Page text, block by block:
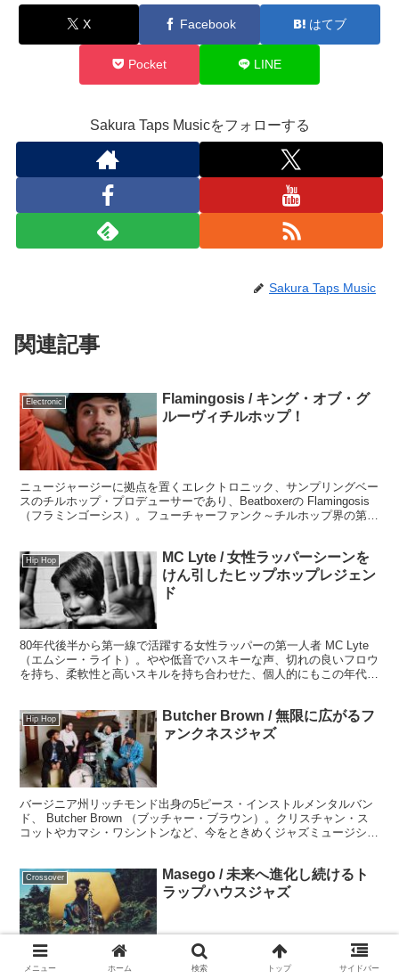
X Facebook はてブ
Pocket LINE
Sakura Taps Musicをフォローする
Sakura Taps Music
関連記事
Electronic
Flamingosis / キング・オブ・グ
ルーヴィチルホップ！
ニュージャージーに拠点を置くエレクトロニック、サンプリングベー
スのチルホップ・プロデューサーであり、Beatboxerの Flamingosis
（フラミンゴーシス）。フューチャーファンク～チルホップ界の第一
Hip Hop
MC Lyte / 女性ラッパーシーンを
けん引したヒップホップレジェン
ド
80年代後半から第一線で活躍する女性ラッパーの第一人者 MC Lyte
（エムシー・ライト）。やや低音でハスキーな声、切れの良いフロウ
を持ち、柔軟性と高いスキルを持ち合わせた、個人的にもこの年代の
Hip Hop
Butcher Brown / 無限に広がるフ
ァンクネスジャズ
バージニア州リッチモンド出身の5ピース・インストルメンタルバン
ド、 Butcher Brown （ブッチャー・ブラウン）。クリスチャン・ス
コットやカマシ・ワシントンなど、今をときめくジャズミュージシャ
Crossover
Masego / 未来へ進化し続けるト
ラップハウスジャズ
サックス奏者、シンガー、ラッパーMicah Davisのステージネーム、
メニュー ホーム 検索 トップ サイドバー